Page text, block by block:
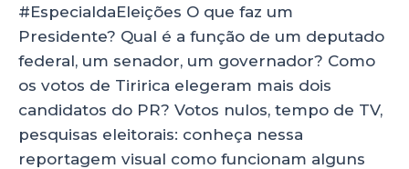
#EspecialdaEleições O que faz um
Presidente? Qual é a função de um deputado
federal, um senador, um governador? Como
os votos de Tiririca elegeram mais dois
candidatos do PR? Votos nulos, tempo de TV,
pesquisas eleitorais: conheça nessa
reportagem visual como funcionam alguns